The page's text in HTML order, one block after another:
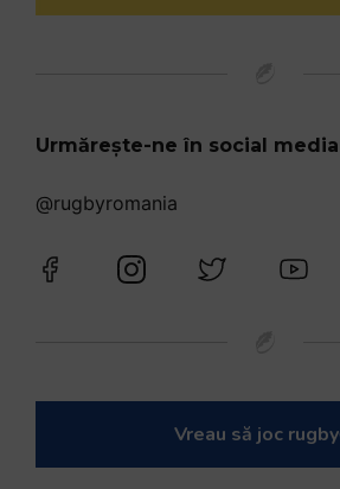
Urmărește-ne în social media
@rugbyromania
Vreau să joc rugby